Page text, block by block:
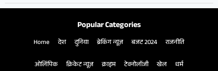
Popular Categories
Home देश दुनिया ब्रेकिंग न्यूज़ बजट 2024 राजनीति
ओलिंपिक क्रिकेट न्यूज़ क्राइम टेक्नोलॉजी खेल धर्म